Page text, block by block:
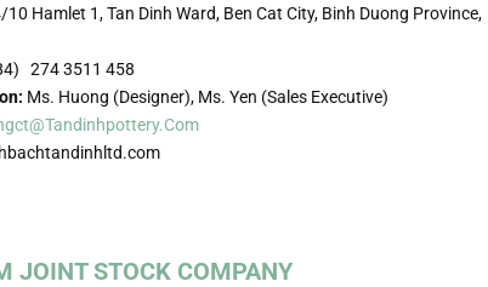
10 Hamlet 1, Tan Dinh Ward, Ben Cat City, Binh Duong Province,
274 3511 458
Ms. Huong (Designer), Ms. Yen (Sales Executive)
JOINT STOCK COMPANY